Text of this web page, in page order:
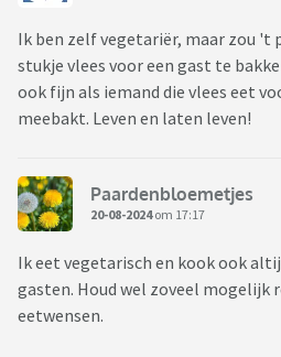
Ik ben zelf vegetariër, maar zou 't
stukje vlees voor een gast te
ook fijn als iemand die vlees eet
meebakt. Leven en laten leven!
Paardenbloemetjes
20-08-2024om 17:17
Ik eet vegetarisch en kook ook
gasten. Houd wel zoveel mogelijk
eetwensen.